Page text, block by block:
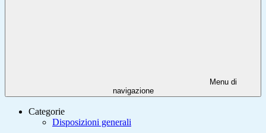
Menu di
navigazione
Categorie
Disposizioni generali